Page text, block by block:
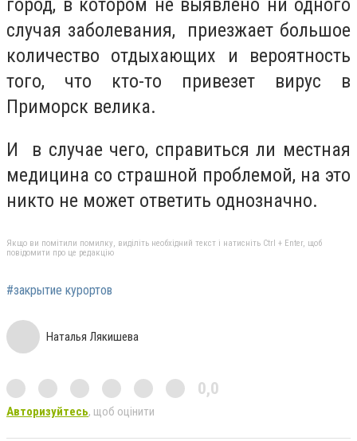
город, в котором не выявлено ни одного
случая заболевания, приезжает большое
количество отдыхающих и вероятность
того, что кто-то привезет вирус в
Приморск велика.
И в случае чего, справиться ли местная
медицина со страшной проблемой, на это
никто не может ответить однозначно.
Якщо ви помітили помилку, виділіть необхідний текст і натисніть Ctrl + Enter, щоб
повідомити про це редакцію
#закрытие курортов
Наталья Лякишева
0,0
Авторизуйтесь, щоб оцінити